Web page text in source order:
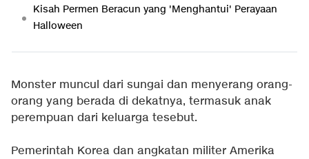
Kisah Permen Beracun yang 'Menghantui' Perayaan
Halloween
Monster muncul dari sungai dan menyerang orang-
orang yang berada di dekatnya, termasuk anak
perempuan dari keluarga tesebut.
Pemerintah Korea dan angkatan militer Amerika